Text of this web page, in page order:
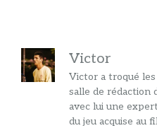
Victor
Victor a troqué
salle de rédaction
avec lui une
du jeu acquise au